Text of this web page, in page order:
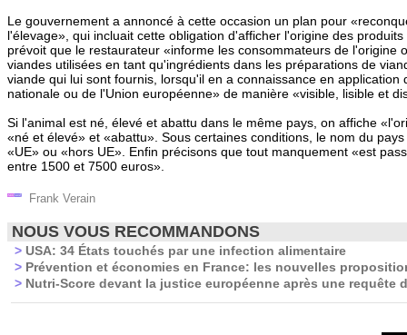
Le gouvernement a annoncé à cette occasion un plan pour
l'élevage», qui incluait cette obligation d'afficher l'origine des
prévoit que le restaurateur «informe les consommateurs de l'origine
viandes utilisées en tant qu'ingrédients dans les préparations de
viande qui lui sont fournis, lorsqu'il en a connaissance en application
nationale ou de l'Union européenne» de manière «visible, lisible et
Si l'animal est né, élevé et abattu dans le même pays, on affiche
«né et élevé» et «abattu». Sous certaines conditions, le nom du
«UE» ou «hors UE». Enfin précisons que tout manquement «est
entre 1500 et 7500 euros».
Frank Verain
NOUS VOUS RECOMMANDONS
> USA: 34 États touchés par une infection alimentaire
> Prévention et économies en France: les nouvelles
> Nutri-Score devant la justice européenne après une requête